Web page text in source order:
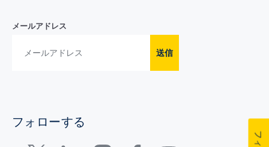
メールアドレス
送信
フォローする